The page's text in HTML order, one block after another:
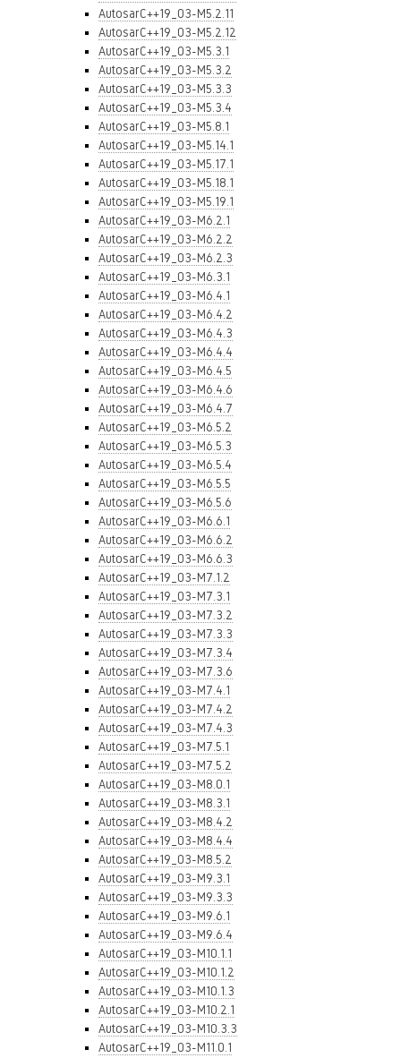
AutosarC++19_03-M5.2.11
AutosarC++19_03-M5.2.12
AutosarC++19_03-M5.3.1
AutosarC++19_03-M5.3.2
AutosarC++19_03-M5.3.3
AutosarC++19_03-M5.3.4
AutosarC++19_03-M5.8.1
AutosarC++19_03-M5.14.1
AutosarC++19_03-M5.17.1
AutosarC++19_03-M5.18.1
AutosarC++19_03-M5.19.1
AutosarC++19_03-M6.2.1
AutosarC++19_03-M6.2.2
AutosarC++19_03-M6.2.3
AutosarC++19_03-M6.3.1
AutosarC++19_03-M6.4.1
AutosarC++19_03-M6.4.2
AutosarC++19_03-M6.4.3
AutosarC++19_03-M6.4.4
AutosarC++19_03-M6.4.5
AutosarC++19_03-M6.4.6
AutosarC++19_03-M6.4.7
AutosarC++19_03-M6.5.2
AutosarC++19_03-M6.5.3
AutosarC++19_03-M6.5.4
AutosarC++19_03-M6.5.5
AutosarC++19_03-M6.5.6
AutosarC++19_03-M6.6.1
AutosarC++19_03-M6.6.2
AutosarC++19_03-M6.6.3
AutosarC++19_03-M7.1.2
AutosarC++19_03-M7.3.1
AutosarC++19_03-M7.3.2
AutosarC++19_03-M7.3.3
AutosarC++19_03-M7.3.4
AutosarC++19_03-M7.3.6
AutosarC++19_03-M7.4.1
AutosarC++19_03-M7.4.2
AutosarC++19_03-M7.4.3
AutosarC++19_03-M7.5.1
AutosarC++19_03-M7.5.2
AutosarC++19_03-M8.0.1
AutosarC++19_03-M8.3.1
AutosarC++19_03-M8.4.2
AutosarC++19_03-M8.4.4
AutosarC++19_03-M8.5.2
AutosarC++19_03-M9.3.1
AutosarC++19_03-M9.3.3
AutosarC++19_03-M9.6.1
AutosarC++19_03-M9.6.4
AutosarC++19_03-M10.1.1
AutosarC++19_03-M10.1.2
AutosarC++19_03-M10.1.3
AutosarC++19_03-M10.2.1
AutosarC++19_03-M10.3.3
AutosarC++19_03-M11.0.1